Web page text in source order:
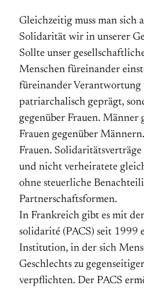
Gleichzeitig muss man sich
Solidarität wir in unserer
Sollte unser
Menschen füreinander
füreinander Verantwortung
patriarchalisch geprägt,
gegenüber Frauen. Männer
Frauen gegenüber
Frauen.
und nicht verheiratete
ohne steuerliche
Partnerschaftsformen.
In Frankreich gibt es mit
solidarité (PACS) seit 1999
Institution, in der sich
Geschlechts zu
verpflichten. Der PACS